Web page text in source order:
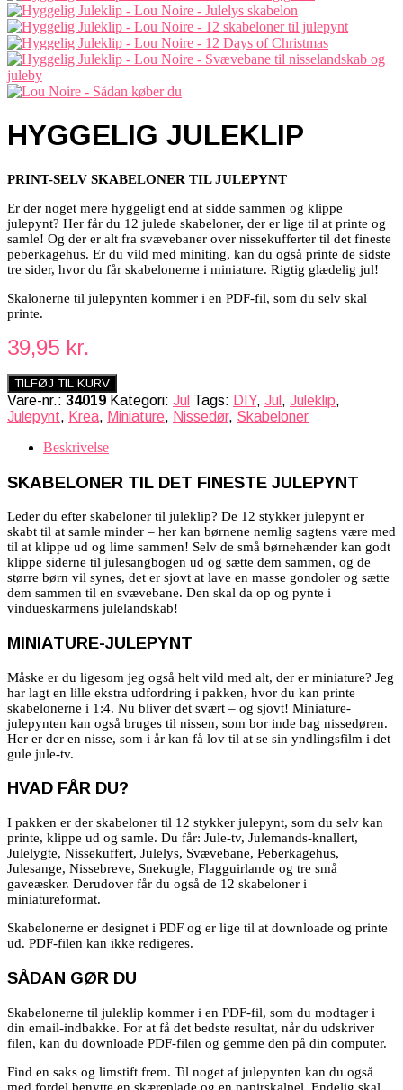
HYGGELIG JULEKLIP
PRINT-SELV SKABELONER TIL JULEPYNT
Er der noget mere hyggeligt end at sidde sammen og klippe
julepynt? Her får du 12 julede skabeloner, der er lige til at printe og
samle! Og der er alt fra svævebaner over nissekufferter til det fineste
peberkagehus. Er du vild med miniting, kan du også printe de sidste
tre sider, hvor du får skabelonerne i miniature. Rigtig glædelig jul!
Skalonerne til julepynten kommer i en PDF-fil, som du selv skal
printe.
39,95 kr.
TILFØJ TIL KURV
Vare-nr.: 34019 Kategori: Jul Tags: DIY, Jul , Juleklip,
Julepynt, Krea, Miniature, Nissedør, Skabeloner
Beskrivelse
SKABELONER TIL DET FINESTE JULEPYNT
Leder du efter skabeloner til juleklip? De 12 stykker julepynt er
skabt til at samle minder – her kan børnene nemlig sagtens være med
til at klippe ud og lime sammen! Selv de små børnehænder kan godt
klippe siderne til julesangbogen ud og sætte dem sammen, og de
større børn vil synes, det er sjovt at lave en masse gondoler og sætte
dem sammen til en svævebane. Den skal da op og pynte i
vindueskarmens julelandskab!
MINIATURE-JULEPYNT
Måske er du ligesom jeg også helt vild med alt, der er miniature? Jeg
har lagt en lille ekstra udfordring i pakken, hvor du kan printe
skabelonerne i 1:4. Nu bliver det svært – og sjovt! Miniature-
julepynten kan også bruges til nissen, som bor inde bag nissedøren.
Her er der en nisse, som i år kan få lov til at se sin yndlingsfilm i det
gule jule-tv.
HVAD FÅR DU?
I pakken er der skabeloner til 12 stykker julepynt, som du selv kan
printe, klippe ud og samle. Du får: Jule-tv, Julemands-knallert,
Julelygte, Nissekuffert, Julelys, Svævebane, Peberkagehus,
Julesange, Nissebreve, Snekugle, Flagguirlande og tre små
gaveæsker. Derudover får du også de 12 skabeloner i
miniatureformat.
Skabelonerne er designet i PDF og er lige til at downloade og printe
ud. PDF-filen kan ikke redigeres.
SÅDAN GØR DU
Skabelonerne til juleklip kommer i en PDF-fil, som du modtager i
din email-indbakke. For at få det bedste resultat, når du udskriver
filen, kan du downloade PDF-filen og gemme den på din computer.
Find en saks og limstift frem. Til noget af julepynten kan du også
med fordel benytte en skæreplade og en papirskalpel. Endelig skal